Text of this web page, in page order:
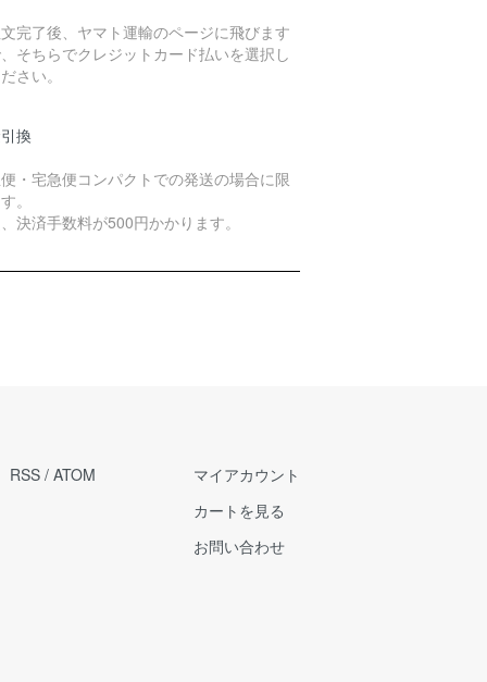
完了後、ヤマト運輸のページに飛びます
そちらでクレジットカード払いを選択し
さい。
換
・宅急便コンパクトでの発送の場合に限
。
決済手数料が500円かかります。
RSS / ATOM
マイアカウント
カートを見る
お問い合わせ